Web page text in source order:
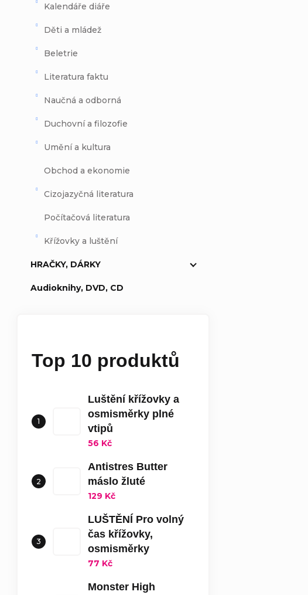
Kalendáře diáře
Děti a mládež
Beletrie
Literatura faktu
Naučná a odborná
Duchovní a filozofie
Umění a kultura
Obchod a ekonomie
Cizojazyčná literatura
Počítačová literatura
Křížovky a luštění
HRAČKY, DÁRKY
Audioknihy, DVD, CD
Top 10 produktů
Luštění křížovky a
osmisměrky plné
vtipů
56 Kč
Antistres Butter
máslo žluté
129 Kč
LUŠTĚNÍ Pro volný
čas křížovky,
osmisměrky
77 Kč
Monster High